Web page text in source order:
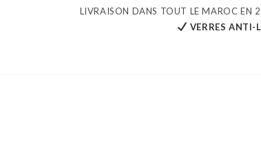
LIVRAISON DANS TOUT LE MAROC EN
VERRES ANTI-